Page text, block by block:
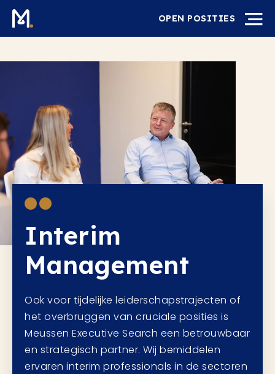
OPEN POSITIES
Interim
Management
Ook voor tijdelijke leiderschapstrajecten of
het overbruggen van cruciale posities is
Meussen Executive Search een betrouwbaar
en strategisch partner. Wij bemiddelen
ervaren interim professionals in de sectoren